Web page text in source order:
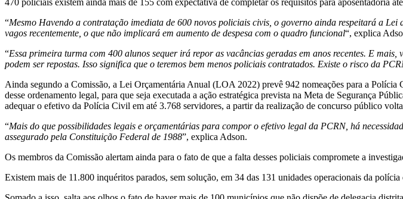
“Mesmo Havendo a contratação imediata de 600 novos policiais civis, o governo ainda respeitará a
vagos recentemente, o que não implicará em aumento de despesa com o quadro funcional“, explica
“Essa primeira turma com 400 alunos sequer irá repor as vacâncias geradas em anos recentes. E
podem ser repostas. Isso significa que o teremos bem menos policiais contratados. Existe o risco da
Ainda segundo a Comissão, a Lei Orçamentária Anual (LOA 2022) prevê 942 nomeações para a
desse ordenamento legal, para que seja executada a ação estratégica prevista na Meta de Segurança
adequar o efetivo da Polícia Civil em até 3.768 servidores, a partir da realização de concurso público
“Mais do que possibilidades legais e orçamentárias para compor o efetivo legal da PCRN, há
assegurado pela Constituição Federal de 1988”, explica Adson.
Os membros da Comissão alertam ainda para o fato de que a falta desses policiais compromete a
Existem mais de 11.800 inquéritos parados, sem solução, em 34 das 131 unidades operacionais da